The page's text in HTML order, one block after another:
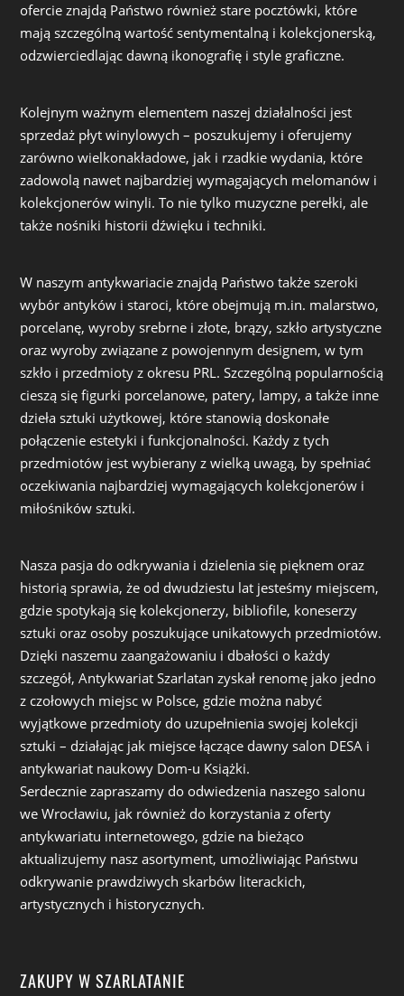
ofercie znajdą Państwo również stare pocztówki, które
mają szczególną wartość sentymentalną i kolekcjonerską,
odzwierciedlając dawną ikonografię i style graficzne.
Kolejnym ważnym elementem naszej działalności jest
sprzedaż płyt winylowych – poszukujemy i oferujemy
zarówno wielkonakładowe, jak i rzadkie wydania, które
zadowolą nawet najbardziej wymagających melomanów i
kolekcjonerów winyli. To nie tylko muzyczne perełki, ale
także nośniki historii dźwięku i techniki.
W naszym antykwariacie znajdą Państwo także szeroki
wybór antyków i staroci, które obejmują m.in. malarstwo,
porcelanę, wyroby srebrne i złote, brązy, szkło artystyczne
oraz wyroby związane z powojennym designem, w tym
szkło i przedmioty z okresu PRL. Szczególną popularnością
cieszą się figurki porcelanowe, patery, lampy, a także inne
dzieła sztuki użytkowej, które stanowią doskonałe
połączenie estetyki i funkcjonalności. Każdy z tych
przedmiotów jest wybierany z wielką uwagą, by spełniać
oczekiwania najbardziej wymagających kolekcjonerów i
miłośników sztuki.
Nasza pasja do odkrywania i dzielenia się pięknem oraz
historią sprawia, że od dwudziestu lat jesteśmy miejscem,
gdzie spotykają się kolekcjonerzy, bibliofile, koneserzy
sztuki oraz osoby poszukujące unikatowych przedmiotów.
Dzięki naszemu zaangażowaniu i dbałości o każdy
szczegół, Antykwariat Szarlatan zyskał renomę jako jedno
z czołowych miejsc w Polsce, gdzie można nabyć
wyjątkowe przedmioty do uzupełnienia swojej kolekcji
sztuki – działając jak miejsce łączące dawny salon DESA i
antykwariat naukowy Dom-u Książki.
Serdecznie zapraszamy do odwiedzenia naszego salonu
we Wrocławiu, jak również do korzystania z oferty
antykwariatu internetowego, gdzie na bieżąco
aktualizujemy nasz asortyment, umożliwiając Państwu
odkrywanie prawdziwych skarbów literackich,
artystycznych i historycznych.
ZAKUPY W SZARLATANIE